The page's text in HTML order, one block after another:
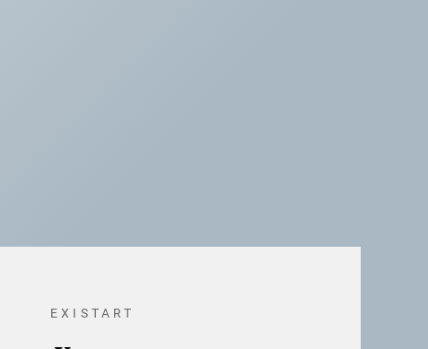
EXISTART